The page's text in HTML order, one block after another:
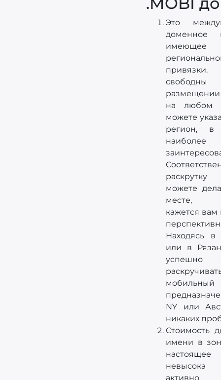
Это
доменное
имеющее
размещении
на любом
можете
регион, в
наиболее
раскрутку
можете
месте,
кажется вам
Находясь в
или в
успешно
NY или
никаких
Стоимость
имени в
активно